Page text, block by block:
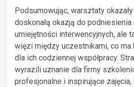
Podsumowując, warsztaty
doskonałą okazją do
umiejętności interwencyjnych, ale
więzi między uczestnikami, co
dla ich codziennej współpracy.
wyrazili uznanie dla firmy
profesjonalne i inspirujące